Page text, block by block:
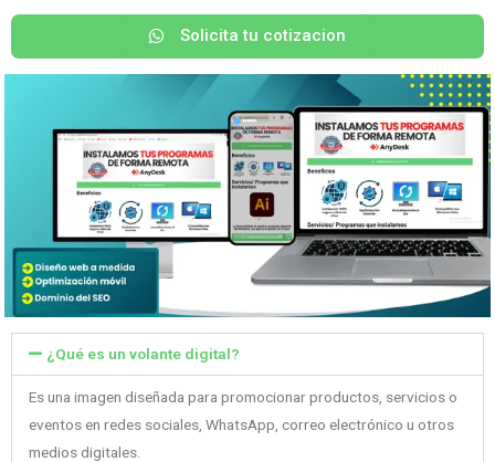
Solicita tu cotizacion
¿Qué es un volante digital?
Es una imagen diseñada para promocionar productos, servicios o
eventos en redes sociales, WhatsApp, correo electrónico u otros
medios digitales.